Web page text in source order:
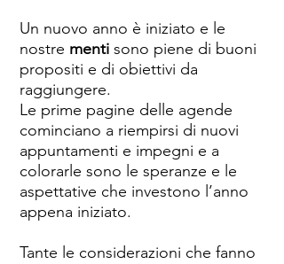
Un nuovo anno è iniziato e le
nostre menti sono piene di buoni
propositi e di obiettivi da
raggiungere.
Le prime pagine delle agende
cominciano a riempirsi di nuovi
appuntamenti e impegni e a
colorarle sono le speranze e le
aspettative che investono l’anno
appena iniziato.
Tante le considerazioni che fanno